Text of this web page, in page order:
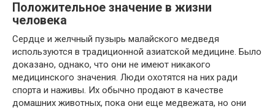
Положительное значение в жизни
человека
Сердце и желчный пузырь малайского медведя
используются в традиционной азиатской медицине. Было
доказано, однако, что они не имеют никакого
медицинского значения. Люди охотятся на них ради
спорта и наживы. Их обычно продают в качестве
домашних животных, пока они еще медвежата, но они